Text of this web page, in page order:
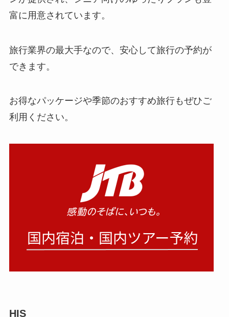
JTBは長年の実績を誇る旅行会社です。
JTBならではの充実サポートで安心、豊富なプラン
と細やかな対応が魅力です。
国内旅行から海外旅行まで、多彩なツアーやプラ
ンが提供され、シニア向けのゆったりプランも豊
旅行業界の最大手なので、安心して旅行の予約が
お得なパッケージや季節のおすすめ旅行もぜひご
利用ください。